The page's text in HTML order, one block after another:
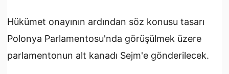
Hükümet onayının ardından söz konusu tasarı
Polonya Parlamentosu'nda görüşülmek üzere
parlamentonun alt kanadı Sejm'e gönderilecek.